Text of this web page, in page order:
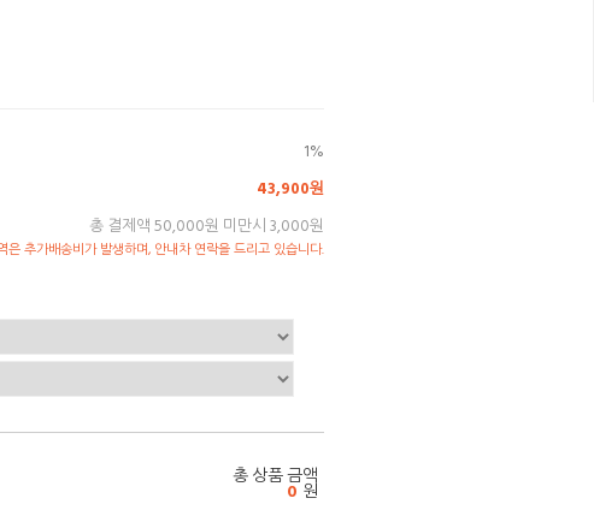
1%
43,900원
총 결제액 50,000원 미만시 3,000원
추가배송비가 발생하며, 안내차 연락을 드리고 있습니다.
총 상품 금액
0 원